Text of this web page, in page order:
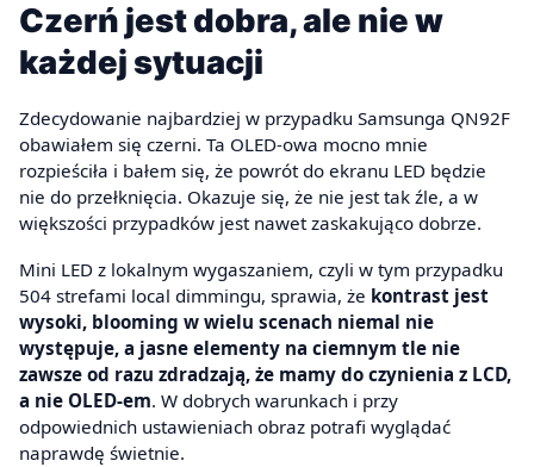
Czerń jest dobra, ale nie w
każdej sytuacji
Zdecydowanie najbardziej w przypadku Samsunga QN92F
obawiałem się czerni. Ta OLED-owa mocno mnie
rozpieściła i bałem się, że powrót do ekranu LED będzie
nie do przełknięcia. Okazuje się, że nie jest tak źle, a w
większości przypadków jest nawet zaskakująco dobrze.
Mini LED z lokalnym wygaszaniem, czyli w tym przypadku
504 strefami local dimmingu, sprawia, że kontrast jest
wysoki, blooming w wielu scenach niemal nie
występuje, a jasne elementy na ciemnym tle nie
zawsze od razu zdradzają, że mamy do czynienia z LCD,
a nie OLED-em. W dobrych warunkach i przy
odpowiednich ustawieniach obraz potrafi wyglądać
naprawdę świetnie.